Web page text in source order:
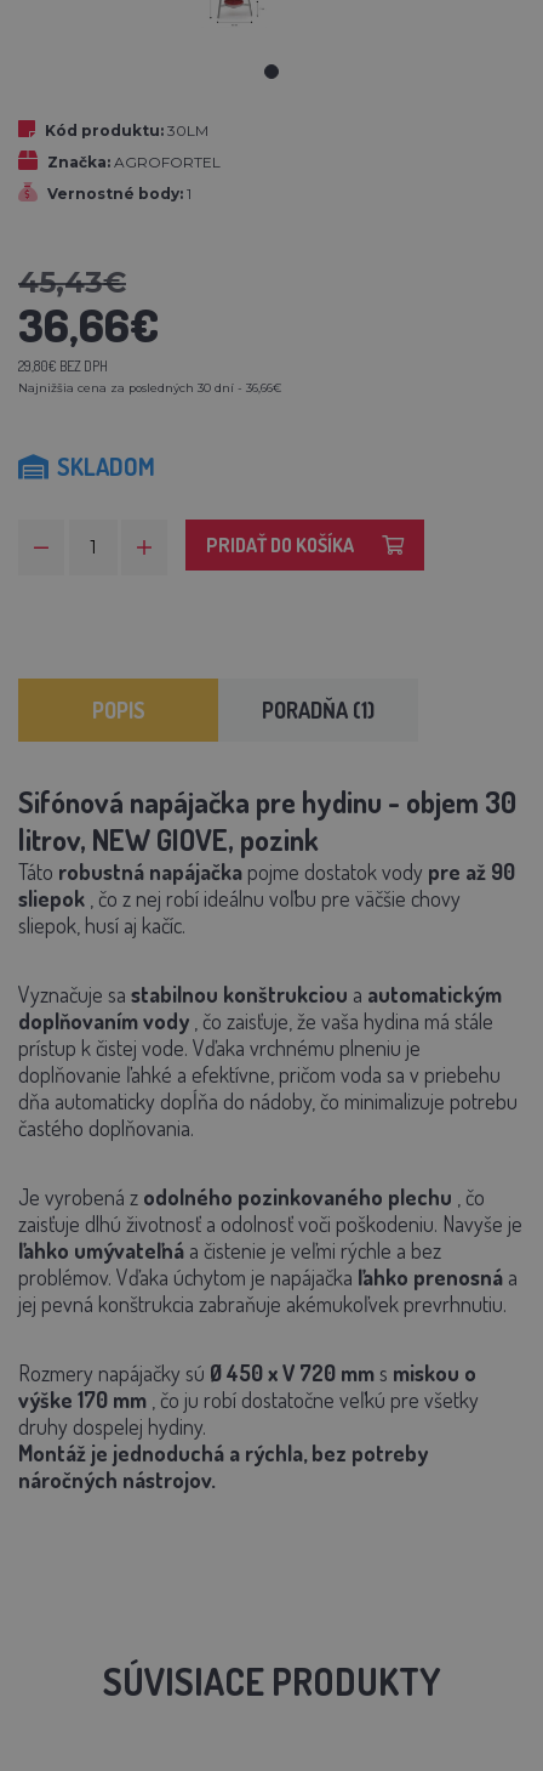
Kód produktu: 30LM
Značka: AGROFORTEL
Vernostné body: 1
45,43€
36,66€
29,80€ BEZ DPH
Najnižšia cena za posledných 30 dní - 36,66€
SKLADOM
PRIDAŤ DO KOŠÍKA
POPIS PORADŇA (1)
Sifónová napájačka pre hydinu - objem 30
litrov, NEW GIOVE, pozink
Táto robustná napájačka pojme dostatok vody pre až 90
sliepok , čo z nej robí ideálnu voľbu pre väčšie chovy
sliepok, husí aj kačíc.
Vyznačuje sa stabilnou konštrukciou a automatickým
doplňovaním vody , čo zaisťuje, že vaša hydina má stále
prístup k čistej vode. Vďaka vrchnému plneniu je
doplňovanie ľahké a efektívne, pričom voda sa v priebehu
dňa automaticky dopĺňa do nádoby, čo minimalizuje potrebu
častého doplňovania.
Je vyrobená z odolného pozinkovaného plechu , čo
zaisťuje dlhú životnosť a odolnosť voči poškodeniu. Navyše je
ľahko umývateľná a čistenie je veľmi rýchle a bez
problémov. Vďaka úchytom je napájačka ľahko prenosná a
jej pevná konštrukcia zabraňuje akémukoľvek prevrhnutiu.
Rozmery napájačky sú Ø 450 x V 720 mms miskou o
výške 170 mm , čo ju robí dostatočne veľkú pre všetky
druhy dospelej hydiny.
Montáž je jednoduchá a rýchla, bez potreby
náročných nástrojov.
SÚVISIACE PRODUKTY